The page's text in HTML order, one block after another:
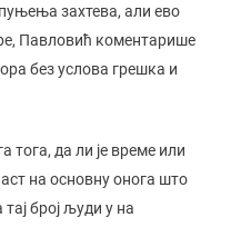
захтева, али ево
Павловић коментарише
без услова грешка и
тога, да ли је време или
на основну онога што
број људи у на